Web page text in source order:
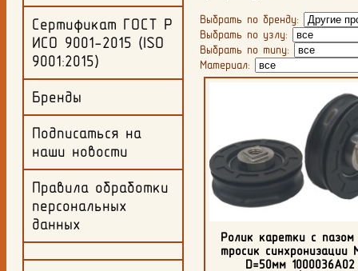
Сертификат ГОСТ Р
ИСО 9001-2015 (ISO
9001:2015)
Бренды
Подписаться на
наши новости
Правила обработки
персональных
данных
Выбрать по бренду:
Выбрать по узлу:
Выбрать по типу:
Материал:
Ролик каретки с пазом
тросик синхронизации
D=50мм 1000036A02